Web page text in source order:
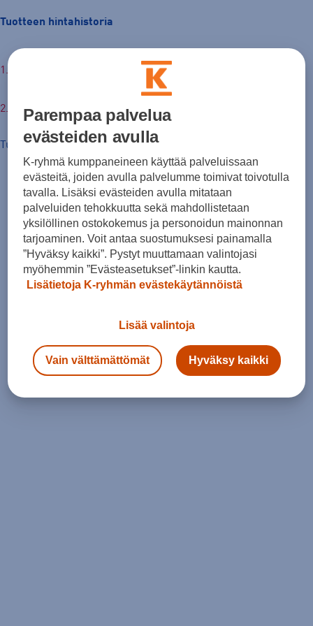
Tuotteen hintahistoria
Tuotteen hinta nyt
Parempaa palvelua
evästeiden avulla
K-ryhmä kumppaneineen käyttää palveluissaan
evästeitä, joiden avulla palvelumme toimivat toivotulla
tavalla. Lisäksi evästeiden avulla mitataan
palveluiden tehokkuutta sekä mahdollistetaan
yksilöllinen ostokokemus ja personoidun mainonnan
tarjoaminen. Voit antaa suostumuksesi painamalla
”Hyväksy kaikki”. Pystyt muuttamaan valintojasi
myöhemmin ”Evästeasetukset”-linkin kautta.
Lisätietoja K-ryhmän evästekäytännöistä
Lisää valintoja
Vain välttämättömät Hyväksy kaikki